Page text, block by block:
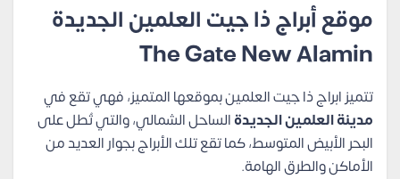
موقع أبراج ذا جيت العلمين الجديدة
The Gate New Alamin
تتميز ابراج ذا جيت العلمين بموقعها المتميز، فهي تقع في
مدينة العلمين الجديدةالساحل الشمالي، والتي تُطل على
البحر الأبيض المتوسط، كما تقع تلك الأبراج بجوار العديد من
الأماكن والطرق الهامة.